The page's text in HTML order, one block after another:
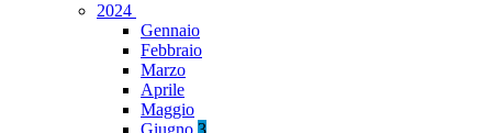
2024
Gennaio
Febbraio
Marzo
Aprile
Maggio